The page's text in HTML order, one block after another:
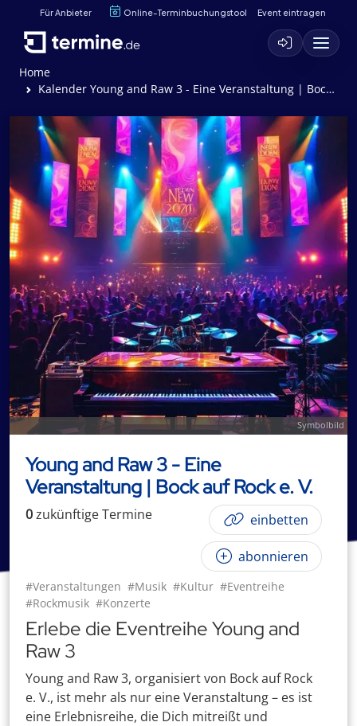
Für Anbieter Online-Terminbuchungstool Event eintragen
Home
Kalender Young and Raw 3 - Eine Veranstaltung | Bock auf Rock e. V.
Symbolbild
Young and Raw 3 - Eine
Veranstaltung | Bock auf Rock e. V.
0zukünftigeTermine einbetten
abonnieren
#Veranstaltungen #Musik #Kultur #Eventreihe
#Rockmusik #Konzerte
Erlebe die Eventreihe Young and
Raw 3
Young and Raw 3, organisiert von Bock auf Rock
e. V., ist mehr als nur eine Veranstaltung – es ist
eine Erlebnisreihe, die Dich mitreißt und